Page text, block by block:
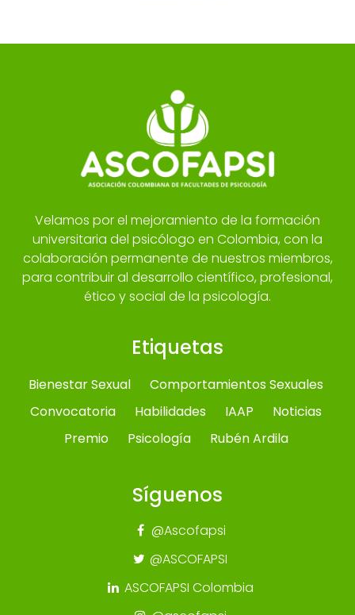
Velamos por el mejoramiento de la formación
universitaria del psicólogo en Colombia, con la
colaboración permanente de nuestros miembros,
para contribuir al desarrollo científico, profesional,
ético y social de la psicología.
Etiquetas
Bienestar Sexual
Comportamientos Sexuales
Convocatoria
Habilidades IAAP
Noticias
Premio
Psicología Rubén Ardila
Síguenos
@Ascofapsi
@ASCOFAPSI
ASCOFAPSI Colombia